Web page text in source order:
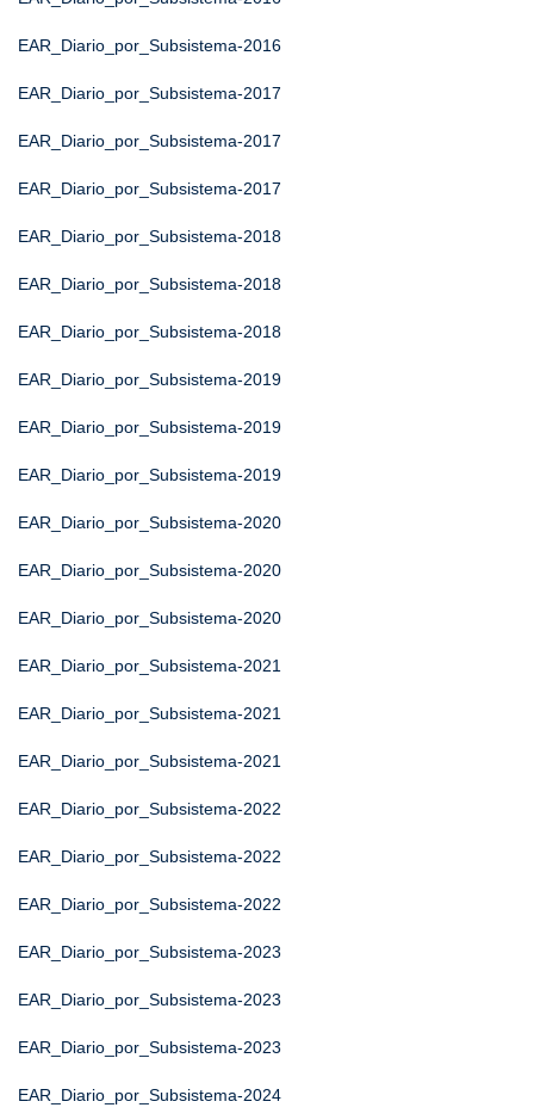
EAR_Diario_por_Subsistema-2016
EAR_Diario_por_Subsistema-2017
EAR_Diario_por_Subsistema-2017
EAR_Diario_por_Subsistema-2017
EAR_Diario_por_Subsistema-2018
EAR_Diario_por_Subsistema-2018
EAR_Diario_por_Subsistema-2018
EAR_Diario_por_Subsistema-2019
EAR_Diario_por_Subsistema-2019
EAR_Diario_por_Subsistema-2019
EAR_Diario_por_Subsistema-2020
EAR_Diario_por_Subsistema-2020
EAR_Diario_por_Subsistema-2020
EAR_Diario_por_Subsistema-2021
EAR_Diario_por_Subsistema-2021
EAR_Diario_por_Subsistema-2021
EAR_Diario_por_Subsistema-2022
EAR_Diario_por_Subsistema-2022
EAR_Diario_por_Subsistema-2022
EAR_Diario_por_Subsistema-2023
EAR_Diario_por_Subsistema-2023
EAR_Diario_por_Subsistema-2023
EAR_Diario_por_Subsistema-2024